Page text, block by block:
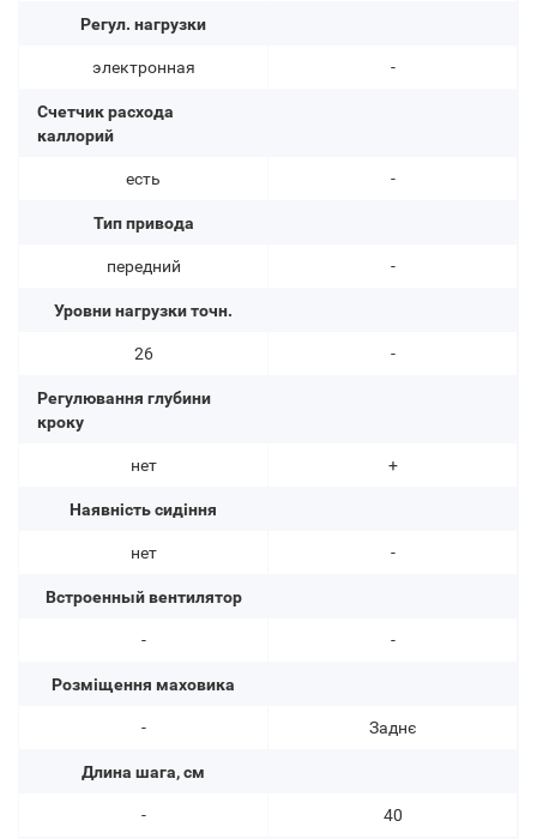
Регул. нагрузки
электронная
Счетчик расхода
каллорий
есть
Тип привода
передний
Уровни нагрузки точн.
26
Регулювання глубини
кроку
нет
Наявність сидіння
нет
Встроенный вентилятор
-
Розміщення маховика
-
Длина шага, см
-
-
-
-
-
+
-
-
Заднє
40